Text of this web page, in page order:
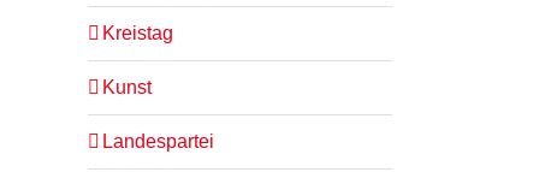
Kreistag
Kunst
Landespartei